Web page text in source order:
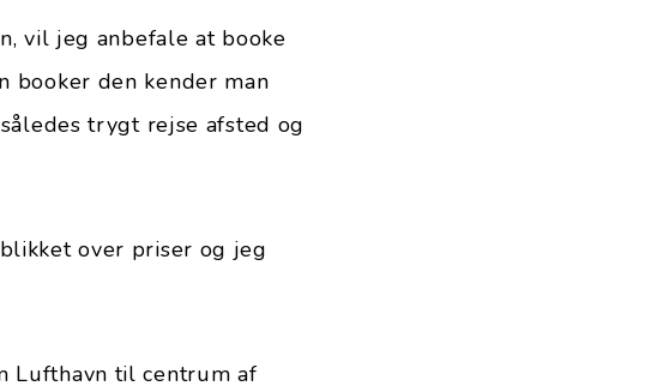
vil jeg anbefale at booke
booker den kender man
trygt rejse afsted og
over priser og jeg
Lufthavn til centrum af